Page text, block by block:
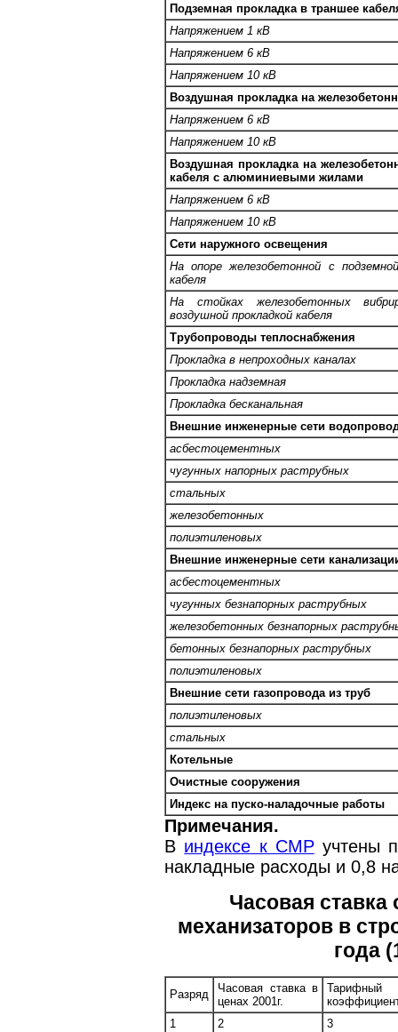
Подземная прокладка в траншее
Напряжением 1 кВ
Напряжением 6 кВ
Напряжением 10 кВ
Воздушная прокладка на
Напряжением 6 кВ
Напряжением 10 кВ
Воздушная прокладка на
кабеля с алюминиевыми жилами
Напряжением 6 кВ
Напряжением 10 кВ
Сети наружного освещения
На опоре железобетонной с
кабеля
На стойках железобетонных
воздушной прокладкой кабеля
Трубопроводы теплоснабжения
Прокладка в непроходных каналах
Прокладка надземная
Прокладка бесканальная
Внешние инженерные сети
асбестоцементных
чугунных напорных раструбных
стальных
железобетонных
полиэтиленовых
Внешние инженерные сети
асбестоцементных
чугунных безнапорных раструбных
железобетонных безнапорных
бетонных безнапорных раструбных
полиэтиленовых
Внешние сети газопровода из труб
полиэтиленовых
стальных
Котельные
Очистные сооружения
Индекс на пуско-наладочные работы
Примечания.
В индексе к СМРучтены
накладные расходы и 0,8
Часовая
механизаторов в
года
Разряд
Часовая ставка в
ценах 2001г.
Тарифный
1
2
3